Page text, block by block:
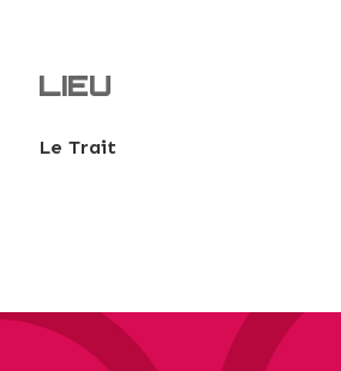
LIEU
Le Trait